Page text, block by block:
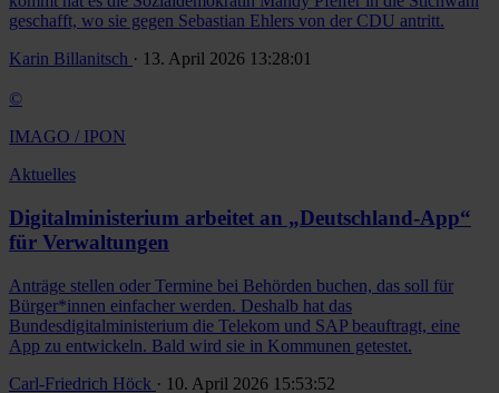
geschafft, wo sie gegen Sebastian Ehlers von der CDU antritt.
Karin Billanitsch · 13. April 2026 13:28:01
©
IMAGO / IPON
Aktuelles
Digitalministerium arbeitet an „Deutschland-App“
für Verwaltungen
Anträge stellen oder Termine bei Behörden buchen, das soll für
Bürger*innen einfacher werden. Deshalb hat das
Bundesdigitalministerium die Telekom und SAP beauftragt, eine
App zu entwickeln. Bald wird sie in Kommunen getestet.
Carl-Friedrich Höck · 10. April 2026 15:53:52